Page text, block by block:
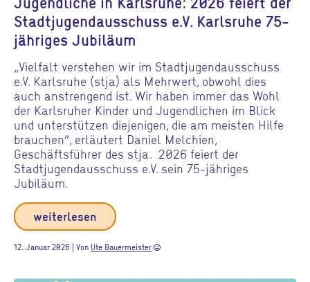
Stadtjugendausschuss e.V. Karlsruhe 75-
jähriges Jubiläum
„Vielfalt verstehen wir im Stadtjugendausschuss
e.V. Karlsruhe (stja) als Mehrwert, obwohl dies
auch anstrengend ist. Wir haben immer das Wohl
der Karlsruher Kinder und Jugendlichen im Blick
und unterstützen diejenigen, die am meisten Hilfe
brauchen“, erläutert Daniel Melchien,
Geschäftsführer des stja. 2026 feiert der
Stadtjugendausschuss e.V. sein 75-jähriges
Jubiläum.
weiterlesen
12. Januar 2026 | Von Ute Bauermeister sentiment_very_satisfied